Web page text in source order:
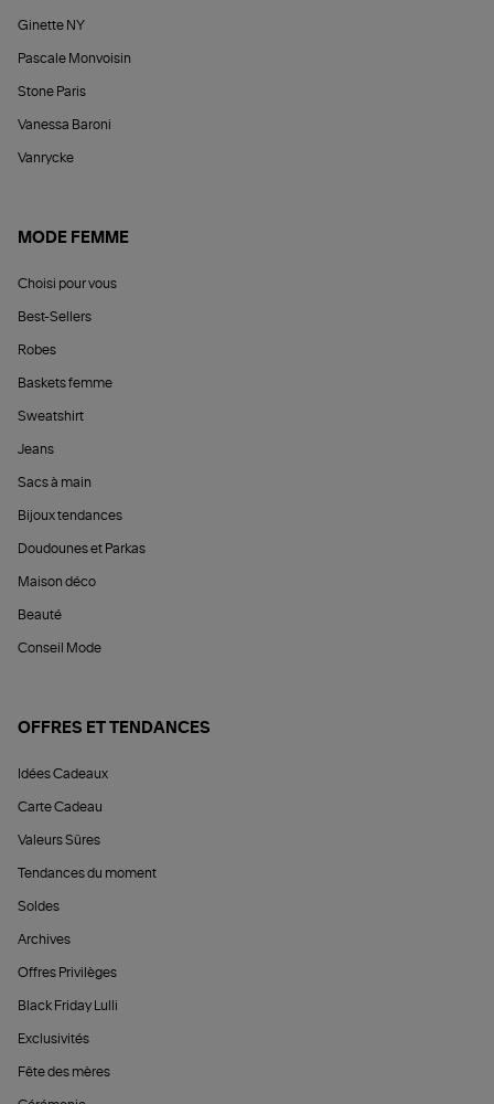
Ginette NY
Pascale Monvoisin
Stone Paris
Vanessa Baroni
Vanrycke
MODE FEMME
Choisi pour vous
Best-Sellers
Robes
Baskets femme
Sweatshirt
Jeans
Sacs à main
Bijoux tendances
Doudounes et Parkas
Maison déco
Beauté
Conseil Mode
OFFRES ET TENDANCES
Idées Cadeaux
Carte Cadeau
Valeurs Sûres
Tendances du moment
Soldes
Archives
Offres Privilèges
Black Friday Lulli
Exclusivités
Fête des mères